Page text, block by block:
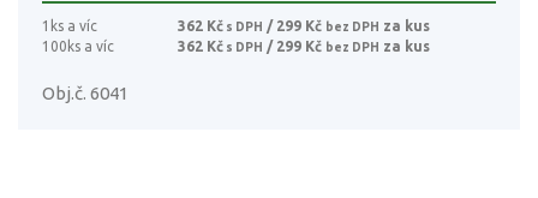
1ks a víc 362 Kč s DPH / 299 Kč bez DPH za kus
100ks a víc
362 Kč s DPH / 299 Kč bez DPH za kus
Obj.č. 6041